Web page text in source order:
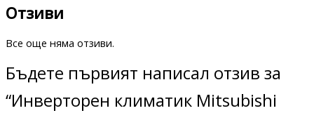
Отзиви
Все още няма отзиви.
Бъдете първият написал отзив за
“Инверторен климатик Mitsubishi